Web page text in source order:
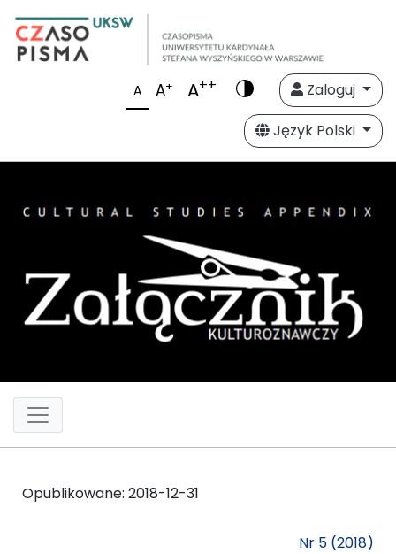
A A+ A++
Zaloguj
Język Polski
Opublikowane: 2018-12-31
Nr 5 (2018)